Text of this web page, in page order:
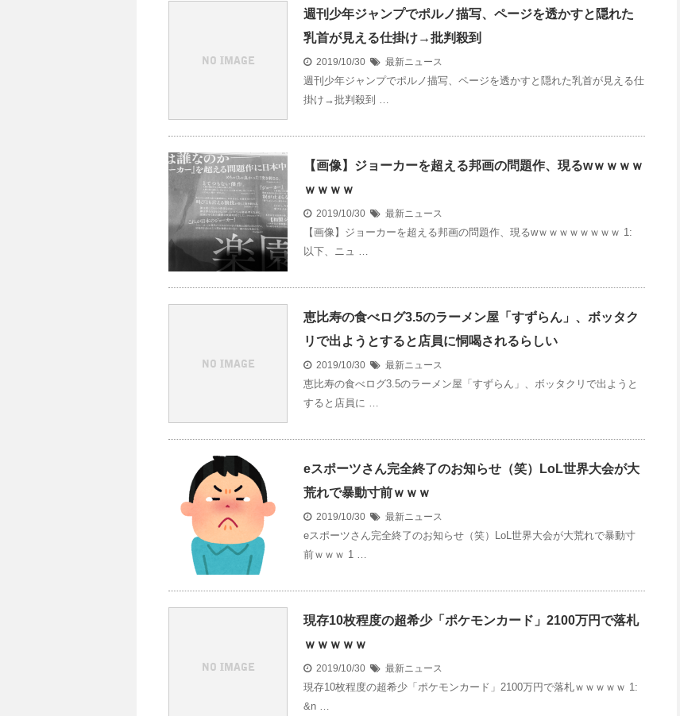
週刊少年ジャンプでポルノ描写、ページを透かすと隠れた
乳首が見える仕掛け→批判殺到
2019/10/30 最新ニュース
週刊少年ジャンプでポルノ描写、ページを透かすと隠れた乳首が見える仕
掛け→批判殺到 …
【画像】ジョーカーを超える邦画の問題作、現るwｗｗｗｗ
ｗｗｗｗ
2019/10/30 最新ニュース
【画像】ジョーカーを超える邦画の問題作、現るwｗｗｗｗｗｗｗｗ 1:
以下、ニュ …
恵比寿の食べログ3.5のラーメン屋「すずらん」、ボッタク
リで出ようとすると店員に恫喝されるらしい
2019/10/30 最新ニュース
恵比寿の食べログ3.5のラーメン屋「すずらん」、ボッタクリで出ようと
すると店員に …
eスポーツさん完全終了のお知らせ（笑）LoL世界大会が大
荒れで暴動寸前ｗｗｗ
2019/10/30 最新ニュース
eスポーツさん完全終了のお知らせ（笑）LoL世界大会が大荒れで暴動寸
前ｗｗｗ 1 …
現存10枚程度の超希少「ポケモンカード」2100万円で落札
ｗｗｗｗｗ
2019/10/30 最新ニュース
現存10枚程度の超希少「ポケモンカード」2100万円で落札ｗｗｗｗｗ 1:
&n …